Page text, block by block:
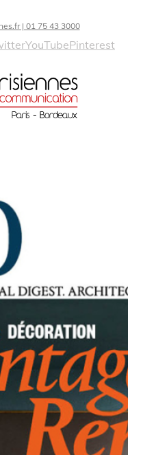
| 01 75 43 3000
YouTubePinterest